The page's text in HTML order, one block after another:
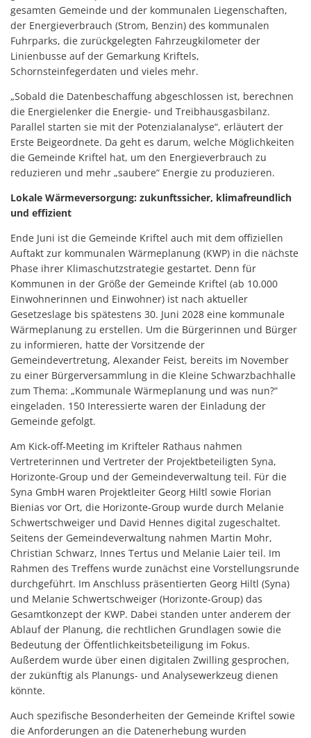
gesamten Gemeinde und der kommunalen Liegenschaften,
der Energieverbrauch (Strom, Benzin) des kommunalen
Fuhrparks, die zurückgelegten Fahrzeugkilometer der
Linienbusse auf der Gemarkung Kriftels,
Schornsteinfegerdaten und vieles mehr.
„Sobald die Datenbeschaffung abgeschlossen ist, berechnen
die Energielenker die Energie- und Treibhausgasbilanz.
Parallel starten sie mit der Potenzialanalyse“, erläutert der
Erste Beigeordnete. Da geht es darum, welche Möglichkeiten
die Gemeinde Kriftel hat, um den Energieverbrauch zu
reduzieren und mehr „saubere“ Energie zu produzieren.
Lokale Wärmeversorgung: zukunftssicher, klimafreundlich
und effizient
Ende Juni ist die Gemeinde Kriftel auch mit dem offiziellen
Auftakt zur kommunalen Wärmeplanung (KWP) in die nächste
Phase ihrer Klimaschutzstrategie gestartet. Denn für
Kommunen in der Größe der Gemeinde Kriftel (ab 10.000
Einwohnerinnen und Einwohner) ist nach aktueller
Gesetzeslage bis spätestens 30. Juni 2028 eine kommunale
Wärmeplanung zu erstellen. Um die Bürgerinnen und Bürger
zu informieren, hatte der Vorsitzende der
Gemeindevertretung, Alexander Feist, bereits im November
zu einer Bürgerversammlung in die Kleine Schwarzbachhalle
zum Thema: „Kommunale Wärmeplanung und was nun?“
eingeladen. 150 Interessierte waren der Einladung der
Gemeinde gefolgt.
Am Kick-off-Meeting im Krifteler Rathaus nahmen
Vertreterinnen und Vertreter der Projektbeteiligten Syna,
Horizonte-Group und der Gemeindeverwaltung teil. Für die
Syna GmbH waren Projektleiter Georg Hiltl sowie Florian
Bienias vor Ort, die Horizonte-Group wurde durch Melanie
Schwertschweiger und David Hennes digital zugeschaltet.
Seitens der Gemeindeverwaltung nahmen Martin Mohr,
Christian Schwarz, Innes Tertus und Melanie Laier teil. Im
Rahmen des Treffens wurde zunächst eine Vorstellungsrunde
durchgeführt. Im Anschluss präsentierten Georg Hiltl (Syna)
und Melanie Schwertschweiger (Horizonte-Group) das
Gesamtkonzept der KWP. Dabei standen unter anderem der
Ablauf der Planung, die rechtlichen Grundlagen sowie die
Bedeutung der Öffentlichkeitsbeteiligung im Fokus.
Außerdem wurde über einen digitalen Zwilling gesprochen,
der zukünftig als Planungs- und Analysewerkzeug dienen
könnte.
Auch spezifische Besonderheiten der Gemeinde Kriftel sowie
die Anforderungen an die Datenerhebung wurden